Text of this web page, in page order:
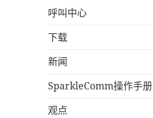
呼叫中心
下载
新闻
SparkleComm操作手册
观点